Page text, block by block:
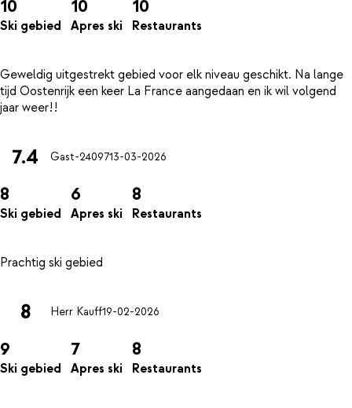
10
Ski gebied
10
Apres ski
10
Restaurants
Geweldig uitgestrekt gebied voor elk niveau geschikt. Na lange
tijd Oostenrijk een keer La France aangedaan en ik wil volgend
7.4 Gast-2409713-03-2026
8
Ski gebied
6
Apres ski
8
Restaurants
8 Herr Kauff19-02-2026
9
Ski gebied
7
Apres ski
8
Restaurants